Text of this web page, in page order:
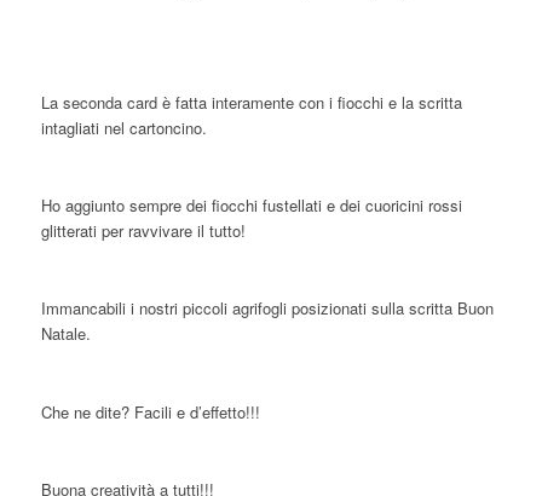
La seconda card è fatta interamente con i fiocchi e la scritta
intagliati nel cartoncino.
Ho aggiunto sempre dei fiocchi fustellati e dei cuoricini rossi
glitterati per ravvivare il tutto!
Immancabili i nostri piccoli agrifogli posizionati sulla scritta Buon
Natale.
Che ne dite? Facili e d’effetto!!!
Buona creatività a tutti!!!